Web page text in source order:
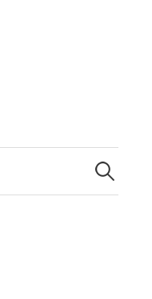
Suchen
nach: